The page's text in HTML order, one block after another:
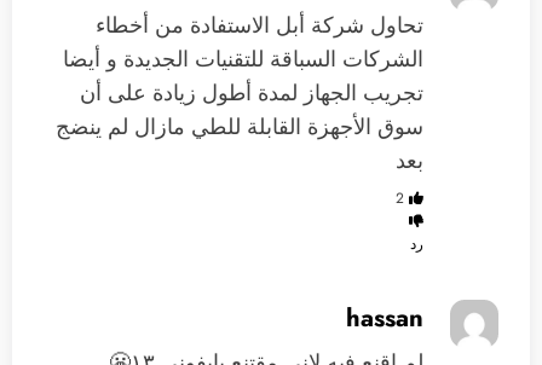
تحاول شركة أبل الاستفادة من أخطاء
الشركات السباقة للتقنيات الجديدة و أيضا
تجريب الجهاز لمدة أطول زيادة على أن
سوق الأجهزة القابلة للطي مازال لم ينضج
بعد
2
رد
hassan